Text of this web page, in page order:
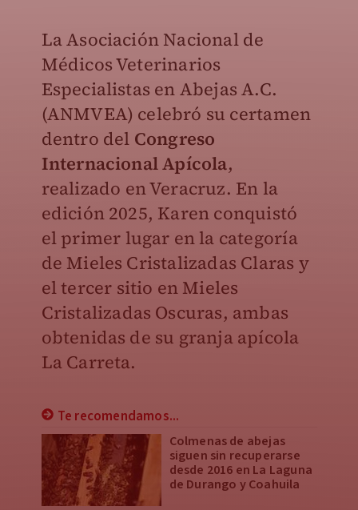
La Asociación Nacional de
Médicos Veterinarios
Especialistas en Abejas A.C.
(ANMVEA) celebró su certamen
dentro del Congreso
Internacional Apícola,
realizado en Veracruz. En la
edición 2025, Karen conquistó
el primer lugar en la categoría
de Mieles Cristalizadas Claras y
el tercer sitio en Mieles
Cristalizadas Oscuras, ambas
obtenidas de su granja apícola
La Carreta.
Te recomendamos...
Colmenas de abejas
siguen sin recuperarse
desde 2016 en La Laguna
de Durango y Coahuila